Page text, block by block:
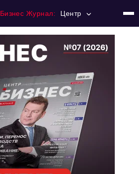
Бизнес Журнал: Центр